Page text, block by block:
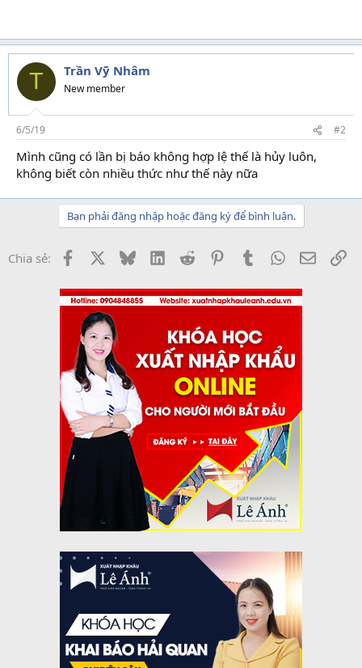
T Trần Vỹ Nhâm
New member
6/5/19 #2
Mình cũng có lần bị báo không hợp lệ thế là hủy luôn,
không biết còn nhiều thức như thế này nữa
Bạn phải đăng nhập hoặc đăng ký để bình luận.
Chia sẻ: Facebook BlueskyLinkedInReddit PinterestTumblrWhatsApp
Email